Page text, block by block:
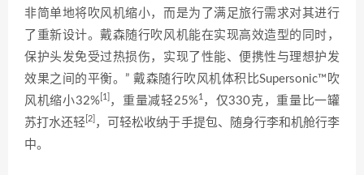
非简单地将吹风机缩小，而是为了满足旅行需求对其进行
了重新设计。戴森随行吹风机能在实现高效造型的同时，
保护头发免受过热损伤，实现了性能、便携性与理想护发
效果之间的平衡。” 戴森随行吹风机体积比Supersonic™吹
风机缩小32% [1] ，重量减轻25%1 ，仅330克，重量比一罐
苏打水还轻 [2] ，可轻松收纳于手提包、随身行李和机舱行李
中。